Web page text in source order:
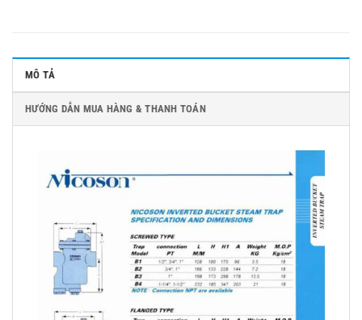
MÔ TẢ
HƯỚNG DẪN MUA HÀNG & THANH TOÁN